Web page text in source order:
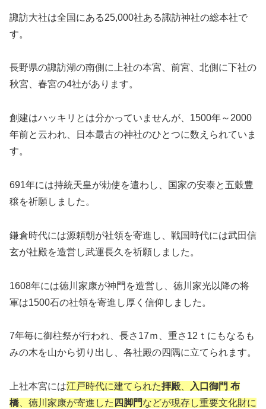
諏訪大社は全国にある25,000社ある諏訪神社の総本社で
す。
長野県の諏訪湖の南側に上社の本宮、前宮、北側に下社の
秋宮、春宮の4社があります。
創建はハッキリとは分かっていませんが、1500年～2000
年前と云われ、日本最古の神社のひとつに数えられていま
す。
691年には持統天皇が勅使を遣わし、国家の安泰と五穀豊
穣を祈願しました。
鎌倉時代には源頼朝が社領を寄進し、戦国時代には武田信
玄が社殿を造営し武運長久を祈願しました。
1608年には徳川家康が神門を造営し、徳川家光以降の将
軍は1500石の社領を寄進し厚く信仰しました。
7年毎に御柱祭が行われ、長さ17ｍ、重さ12ｔにもなるも
みの木を山から切り出し、各社殿の四隅に立てられます。
上社本宮には江戸時代に建てられた拝殿、
入口御門 布
橋、徳川家康が寄進した 四脚門などが現存し重要文化財に